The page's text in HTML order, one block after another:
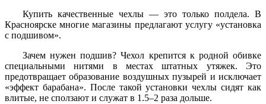
Купить качественные чехлы — это только полдела. В
Красноярске многие магазины предлагают услугу «установка
с подшивом».
Зачем нужен подшив? Чехол крепится к родной обивке
специальными нитями в местах штатных утяжек. Это
предотвращает образование воздушных пузырей и исключает
«эффект барабана». После такой установки чехлы сидят как
влитые, не сползают и служат в 1.5–2 раза дольше.